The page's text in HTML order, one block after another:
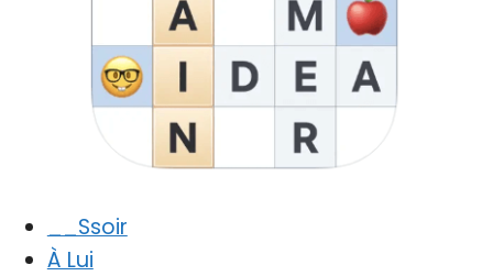
__Ssoir
À Lui